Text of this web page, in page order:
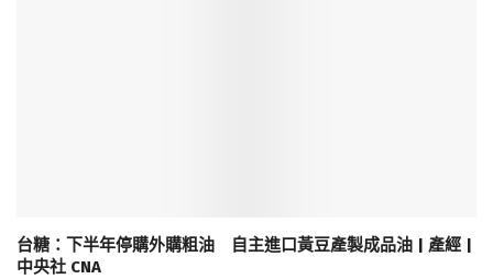
台糖：下半年停購外購粗油 自主進口黃豆產製成品油 | 產經 |
中央社 CNA